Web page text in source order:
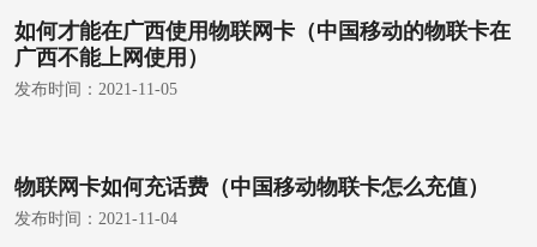
如何才能在广西使用物联网卡（中国移动的物联卡在
广西不能上网使用）
发布时间： 2021-11-05
物联网卡如何充话费（中国移动物联卡怎么充值）
发布时间： 2021-11-04